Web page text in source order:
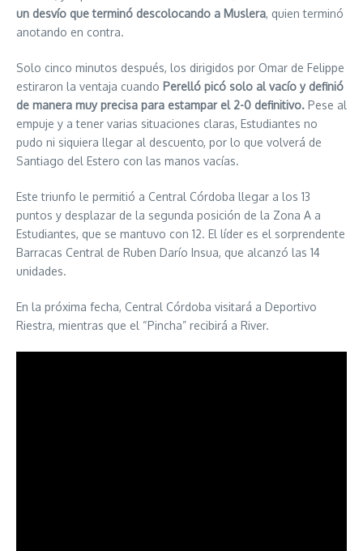
un desvío que terminó descolocando a Muslera, quien terminó
anotando en contra.
Solo cinco minutos después, los dirigidos por Omar de Felippe
estiraron la ventaja cuando Perelló picó solo al vacío y definió
de manera muy precisa para estampar el 2-0 definitivo. Pese al
empuje y a tener varias situaciones claras, Estudiantes no
pudo ni siquiera llegar al descuento, por lo que volverá de
Santiago del Estero con las manos vacías.
Este triunfo le permitió a Central Córdoba llegar a los 13
puntos y desplazar de la segunda posición de la Zona A a
Estudiantes, que se mantuvo con 12. El líder es el sorprendente
Barracas Central de Ruben Darío Insua, que alcanzó las 14
unidades.
En la próxima fecha, Central Córdoba visitará a Deportivo
Riestra, mientras que el “Pincha” recibirá a River.